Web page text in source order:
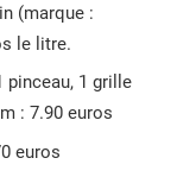
(marque :
le litre.
pinceau, 1 grille
: 7.90 euros
euros